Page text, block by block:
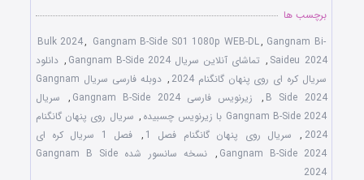
برچسب ها
Bulk 2024, Gangnam B-Side S01 1080p WEB-DL, Gangnam Bi-
Saideu 2024
, تماشای آنلاین سریال Gangnam B-Side 2024 , دانلود
سریال کره ای روی پنهان گانگنام 2024
,
دوبله فارسی سریال Gangnam
B Side 2024
, زیرنویس فارسی Gangnam B-Side 2024 , سریال
Gangnam B-Side 2024 با زیرنویس چسبیده
, سریال روی پنهان گانگنام
2024
, سریال روی پنهان گانگنام فصل 1 ,
فصل 1 سریال کره ای
Gangnam B-Side 2024
,
نسخه سانسور شده Gangnam B Side
2024